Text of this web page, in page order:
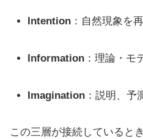
Intention ：自然現象を
Information ：理論・モ
Imagination ：説明、予
この三層が接続していると